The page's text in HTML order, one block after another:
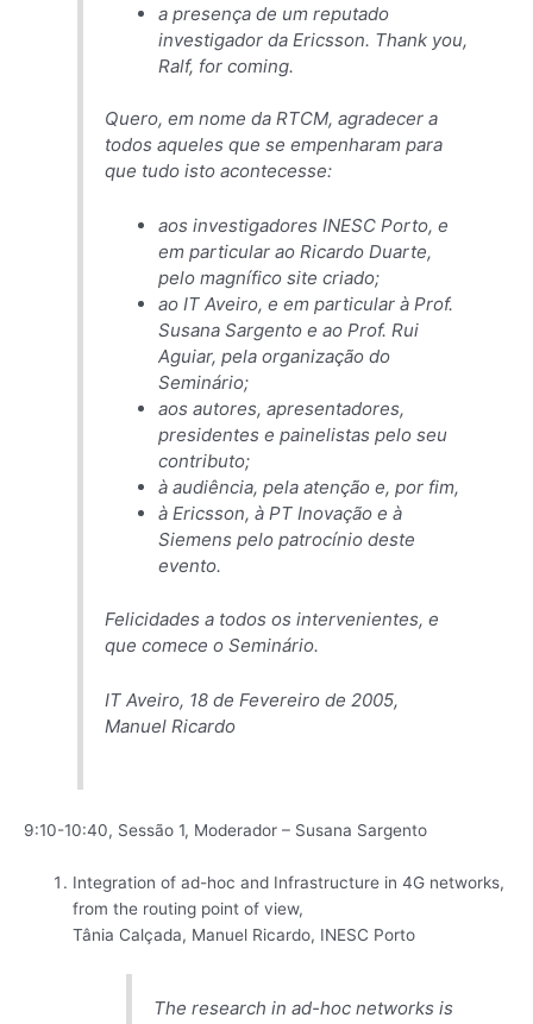
a presença de um reputado
investigador da Ericsson. Thank you,
Ralf, for coming.
Quero, em nome da RTCM, agradecer a
todos aqueles que se empenharam para
que tudo isto acontecesse:
aos investigadores INESC Porto, e
em particular ao Ricardo Duarte,
pelo magnífico site criado;
ao IT Aveiro, e em particular à Prof.
Susana Sargento e ao Prof. Rui
Aguiar, pela organização do
Seminário;
aos autores, apresentadores,
presidentes e painelistas pelo seu
contributo;
à audiência, pela atenção e, por fim,
à Ericsson, à PT Inovação e à
Siemens pelo patrocínio deste
evento.
Felicidades a todos os intervenientes, e
que comece o Seminário.
IT Aveiro, 18 de Fevereiro de 2005,
Manuel Ricardo
9:10-10:40, Sessão 1, Moderador – Susana Sargento
Integration of ad-hoc and Infrastructure in 4G networks,
from the routing point of view,
Tânia Calçada, Manuel Ricardo, INESC Porto
The research in ad-hoc networks is